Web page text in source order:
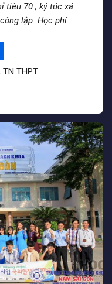
tiêu 70 , ký túc xá
lập. Học phí
TN THPT